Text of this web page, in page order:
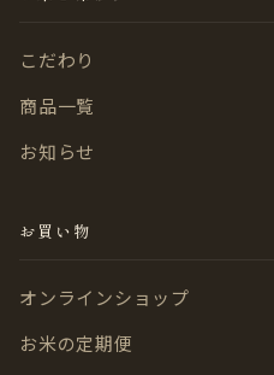
こだわり
商品一覧
お知らせ
お買い物
オンラインショップ
お米の定期便